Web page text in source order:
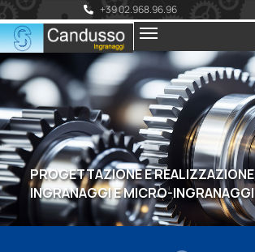
+39 02.968.96.96
PROGETTAZIONE E REALIZZAZIONE
INGRANAGGI E MICRO-INGRANAGGI